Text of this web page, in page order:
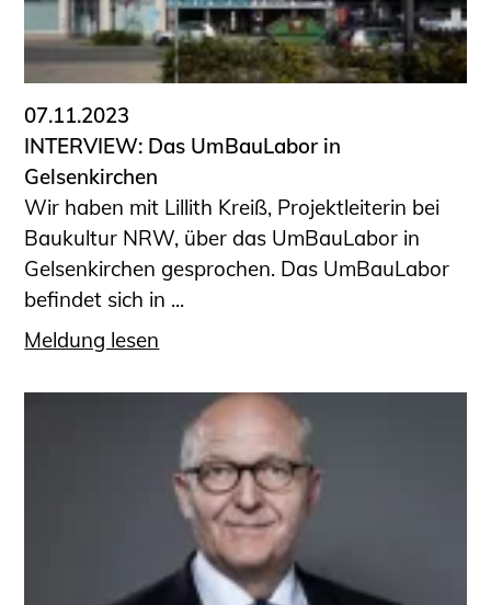
07.11.2023
INTERVIEW: Das UmBauLabor in
Gelsenkirchen
Wir haben mit Lillith Kreiß, Projektleiterin bei
Baukultur NRW, über das UmBauLabor in
Gelsenkirchen gesprochen. Das UmBauLabor
befindet sich in ...
Meldung lesen